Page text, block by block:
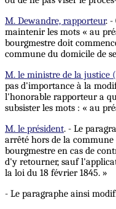
M. Dewandre, rapporteur. -
maintenir les mots « au
bourgmestre doit
commune du domicile de
M. le ministre de la justice
pas d'importance à la
l'honorable rapporteur a
subsister les mots : « au
M. le président. - Le
arrêté hors de la commune
bourgmestre en cas de
d'y retourner, sauf
la loi du 18 février 1845. »
- Le paragraphe ainsi